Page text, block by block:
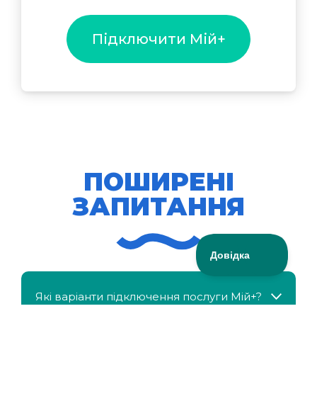
Підключити Мій+
ПОШИРЕНІ
ЗАПИТАННЯ
Які варіанти підключення послуги Мій+?